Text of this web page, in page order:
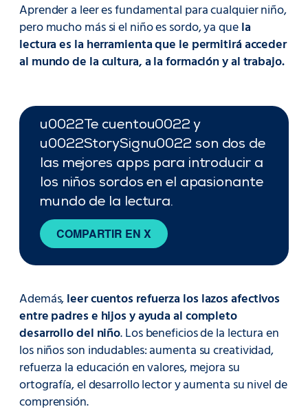
Aprender a leer es fundamental para cualquier niño,
pero mucho más si el niño es sordo, ya quela
lectura es la herramienta que le permitirá acceder
al mundo de la cultura, a la formación y al trabajo.
u0022Te cuentou0022 y
u0022StorySignu0022 son dos de
las mejores apps para introducir a
los niños sordos en el apasionante
mundo de la lectura.
COMPARTIR EN X
Además,leer cuentos refuerza los lazos afectivos
entre padres e hijos y ayuda al completo
desarrollo del niño. Los beneficios de la lectura en
los niños son indudables: aumenta su creatividad,
refuerza la educación en valores, mejora su
ortografía, el desarrollo lector y aumenta su nivel de
comprensión.